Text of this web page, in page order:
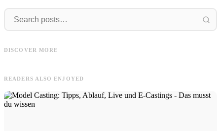
DISCOVER MORE
prints
READERS ALSO ENJOYED